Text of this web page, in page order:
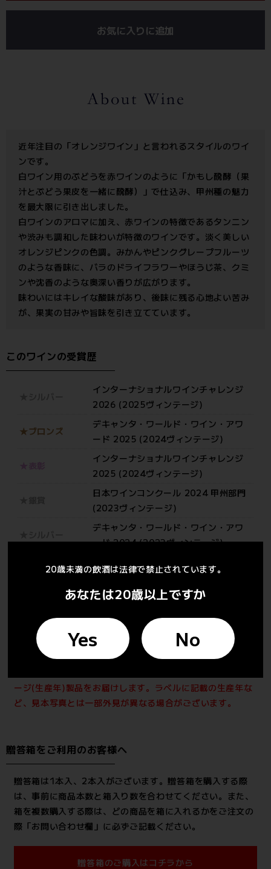
20歳未満の飲酒は法律で禁止されています。
あなたは20歳以上ですか
Yes No
お気に入りに追加
近年注目の「オレンジワイン」と言われるスタイルのワイ
ンです。
白ワイン用のぶどうを赤ワインのように「かもし醗酵（果
汁とぶどう果皮を一緒に醗酵）」で仕込み、甲州種の魅力
を最大限に引き出しました。
白ワインのアロマに加え、赤ワインの特徴であるタンニン
や渋みも調和した味わいが特徴のワインです。淡く美しい
オレンジピンクの色調。みかんやピンクグレープフルーツ
のような香味に、バラのドライフラワーやほうじ茶、クミ
ンや沈香のような奥深い香りが広がります。
味わいにはキレイな酸味があり、後味に残る心地よい苦み
が、果実の甘みや旨味を引き立てています。
このワインの受賞歴
インターナショナルワインチャレンジ
2026 (2025ヴィンテージ)
★ブロンズ
デキャンタ・ワールド・ワイン・アワ
ード 2025 (2024ヴィンテージ)
インターナショナルワインチャレンジ
2025 (2024ヴィンテージ)
日本ワインコンクール 2024 甲州部門
(2023ヴィンテージ)
デキャンタ・ワールド・ワイン・アワ
ード 2024 (2023ヴィンテージ)
★表彰
2024 (2023ヴィンテージ)
サクラアワード 2024 (2023ヴィンテ
★表彰
インターナショナルワインチャレンジ
2022 (2021ヴィンテージ)
ージ(生産年)製品をお届けします。ラベルに記載の生産年な
ど、見本写真とは一部外見が異なる場合がございます。
贈答箱をご利用のお客様へ
贈答箱は1本入、2本入がございます。贈答箱を購入する際
は、事前に商品本数と箱入り数を合わせてください。また、
箱を複数購入する際は、どの商品を箱に入れるかをご注文の
際「お問い合わせ欄」に必ずご記載ください。
贈答箱のご購入はコチラから